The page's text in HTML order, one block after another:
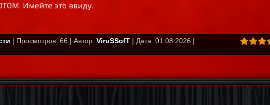
Имейте это ввиду.
| Просмотров: 66 | Автор: ViruSSofT | Дата: 01.08.2026 |